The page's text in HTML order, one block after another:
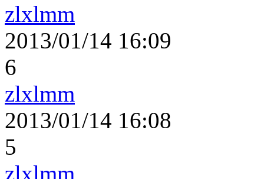
zlxlmm
2013/01/14 16:09
6
zlxlmm
2013/01/14 16:08
5
zlxlmm